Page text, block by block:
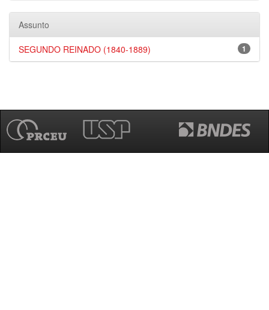
Assunto
1
SEGUNDO REINADO (1840-1889)